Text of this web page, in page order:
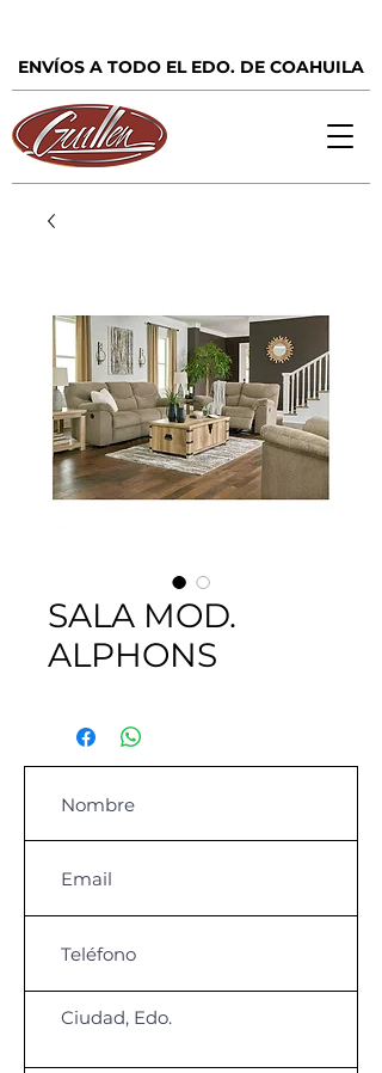
ENVÍOS A TODO EL EDO. DE COAHUILA
SALA MOD.
ALPHONS